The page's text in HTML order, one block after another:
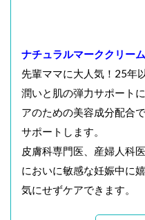
ナチュラルマーククリー
先輩ママに大人気！25年
潤いと肌の弾力サポート
アのための美容成分配合
サポートします。
皮膚科専門医、産婦人科
においに敏感な妊娠中に
気にせずケアできます。